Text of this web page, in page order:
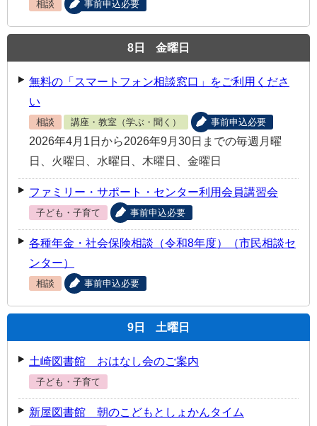
相談 事前申込必要
8 日 金曜日
無料の「スマートフォン相談窓口」をご利用くださ
い
相談 講座・教室（学ぶ・聞く） 事前申込必要
2026年4月1日から2026年9月30日までの毎週月曜
日、火曜日、水曜日、木曜日、金曜日
ファミリー・サポート・センター利用会員講習会
子ども・子育て 事前申込必要
各種年金・社会保険相談（令和8年度）（市民相談セ
ンター）
相談 事前申込必要
9 日 土曜日
土崎図書館 おはなし会のご案内
子ども・子育て
新屋図書館 朝のこどもとしょかんタイム